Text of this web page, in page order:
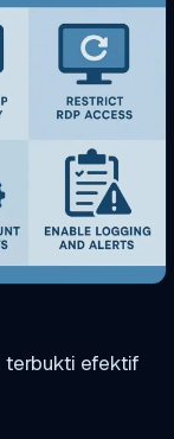
terbukti efektif